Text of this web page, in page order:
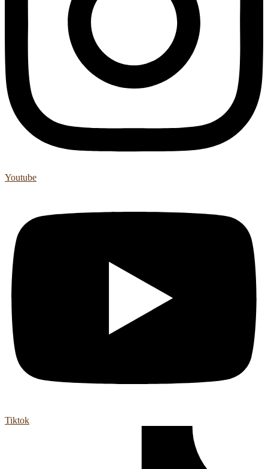
Youtube
Tiktok